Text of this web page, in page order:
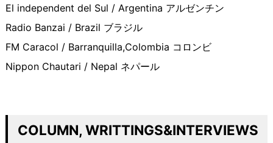
El independent del Sul / Argentina アルゼンチン
Radio Banzai / Brazil ブラジル
FM Caracol / Barranquilla,Colombia コロンビ
Nippon Chautari / Nepal ネパール
COLUMN, WRITTINGS&INTERVIEWS